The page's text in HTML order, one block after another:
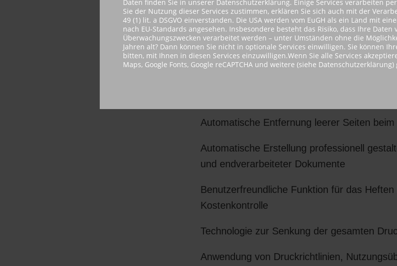
Scannen und Konvertieren von
PDF-, Microsoft® Word- und Microsoft®
einen Single-Pass-DADF* mit bis zu 270
der bis zu 200 Vorlagen fasst
Bewegungsmelder weckt das Gerät aus
Automatische Entfernung leerer Seiten beim
Automatische Erstellung professionell
und endverarbeiteter Dokumente
Benutzerfreundliche Funktion für das
Kostenkontrolle
Technologie zur Senkung der gesamten
Anwendung von Druckrichtlinien,
Daten finden Sie in unserer Datenschutzerklärung. Einige Services verarbeiten
Sie der Nutzung dieser Services zustimmen, erklären Sie sich auch mit der
49 (1) lit. a DSGVO einverstanden. Die USA werden vom EuGH als ein Land mit
nach EU-Standards angesehen. Insbesondere besteht das Risiko, dass Ihre
Überwachungszwecken verarbeitet werden – unter Umständen ohne die
Jahren alt? Dann können Sie nicht in optionale Services einwilligen. Sie können
bitten, mit Ihnen in diesen Services einzuwilligen.Wenn Sie alle Services
Maps, Google Fonts, Google reCAPTCHA und weitere (siehe